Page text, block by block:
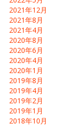
2021年12月
2021年8月
2021年4月
2020年8月
2020年6月
2020年4月
2020年1月
2019年8月
2019年4月
2019年2月
2019年1月
2018年10月